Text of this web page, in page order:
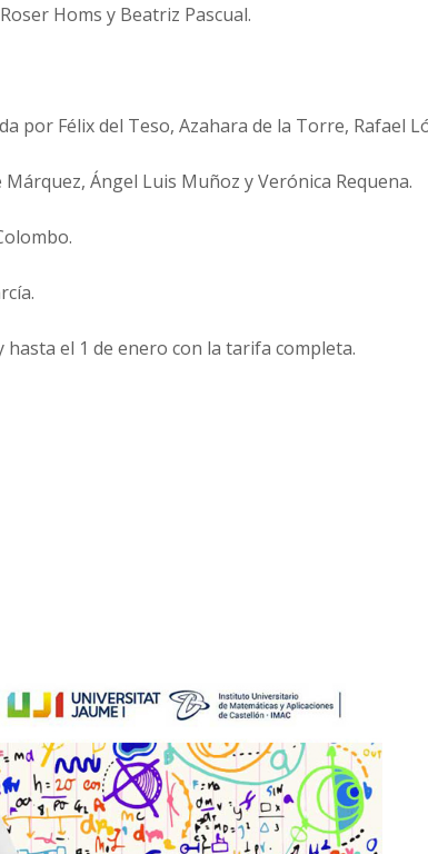
Homs y Beatriz Pascual.
por Félix del Teso, Azahara de la Torre, Rafael
Ángel Luis Muñoz y Verónica Requena.
el 1 de enero con la tarifa completa.